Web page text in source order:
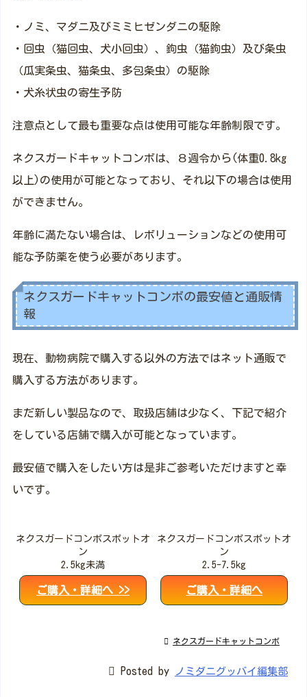
・ノミ、マダニ及びミミヒゼンダニの駆除
・回虫（猫回虫、犬小回虫）、鉤虫（猫鉤虫）及び条虫
（瓜実条虫、猫条虫、多包条虫）の駆除
・犬糸状虫の寄生予防
注意点として最も重要な点は使用可能な年齢制限です。
ネクスガードキャットコンボは、８週令から(体重0.8kg
以上)の使用が可能となっており、それ以下の場合は使用
ができません。
年齢に満たない場合は、レボリューションなどの使用可
能な予防薬を使う必要があります。
ネクスガードキャットコンボの最安値と通販情
報
現在、動物病院で購入する以外の方法ではネット通販で
購入する方法があります。
まだ新しい製品なので、取扱店舗は少なく、下記で紹介
をしている店舗で購入が可能となっています。
最安値で購入をしたい方は是非ご参考いただけますと幸
いです。
ネクスガードコンボスポットオ
ン
2.5kg未満
ご購入・詳細へ >>
ネクスガードコンボスポットオ
ン
2.5-7.5kg
ご購入・詳細へ
 ネクスガードキャットコンボ
 Posted by ノミダニグッバイ編集部